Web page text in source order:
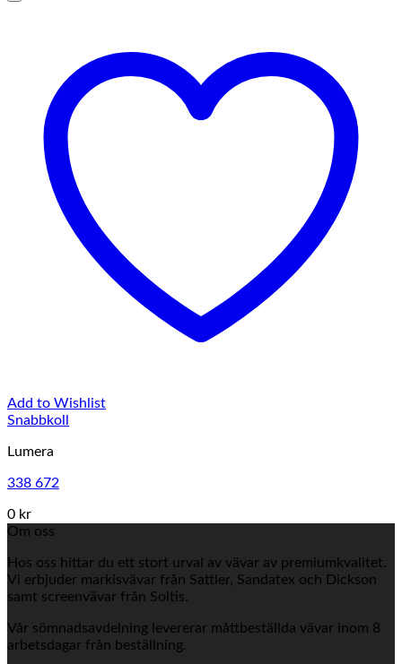
Add to Wishlist
Snabbkoll
Lumera
338 672
0 kr
Om oss
Hos oss hittar du ett stort urval av vävar av premiumkvalitet.
Vi erbjuder markisvävar från Sattler, Sandatex och Dickson
samt screenvävar från Soltis.
Vår sömnadsavdelning levererar måttbeställda vävar inom 8
arbetsdagar från beställning.